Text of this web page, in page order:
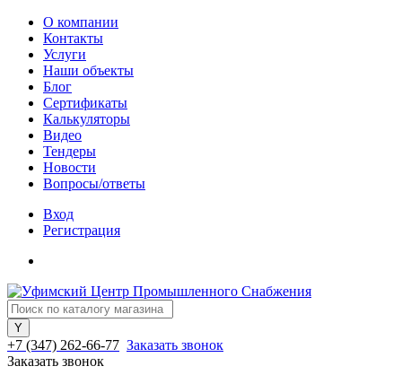
О компании
Контакты
Услуги
Наши объекты
Блог
Сертификаты
Калькуляторы
Видео
Тендеры
Новости
Вопросы/ответы
Вход
Регистрация
+7 (347) 262-66-77 Заказать звонок
Заказать звонок